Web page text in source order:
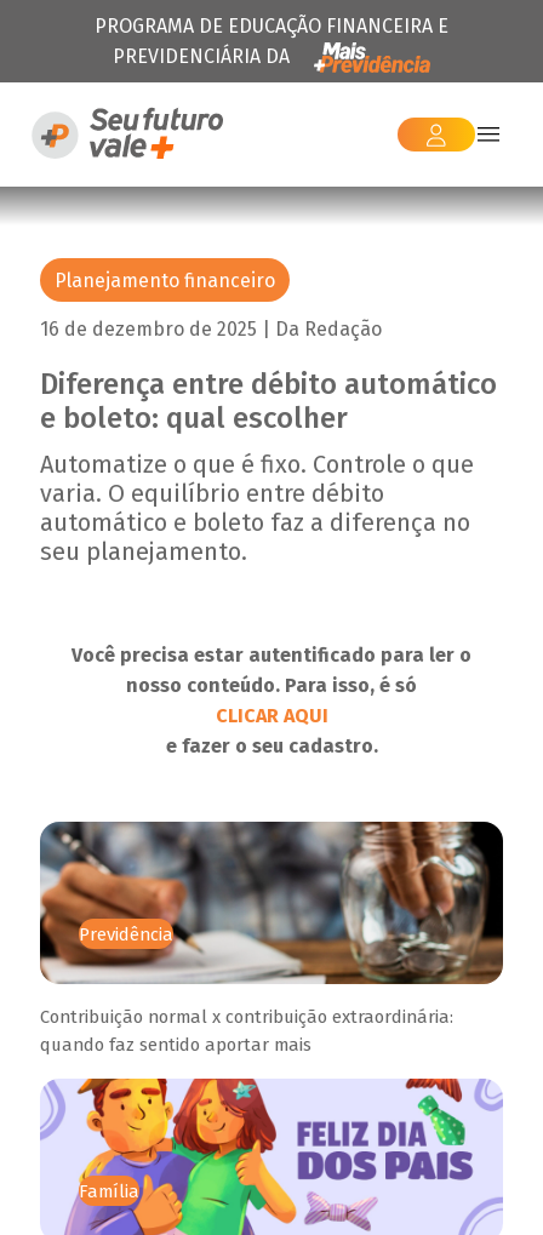
PROGRAMA DE EDUCAÇÃO FINANCEIRA E
PREVIDENCIÁRIA DA
Planejamento financeiro
16 de dezembro de 2025 | Da Redação
Diferença entre débito automático
e boleto: qual escolher
Automatize o que é fixo. Controle o que
varia. O equilíbrio entre débito
automático e boleto faz a diferença no
seu planejamento.
Você precisa estar autentificado para ler o
nosso conteúdo. Para isso, é só
CLICAR AQUI
e fazer o seu cadastro.
Previdência
Contribuição normal x contribuição extraordinária:
quando faz sentido aportar mais
Família